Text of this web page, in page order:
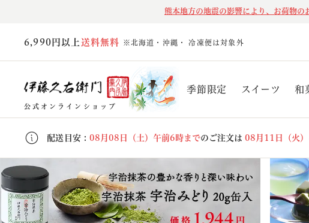
熊本地方の地震の影響により、お荷物の
6,990円以上 送料無料 ※北海道・沖縄・ 冷凍便は対象外
公式オンラインショップ
季節限定 スイーツ 和
配送目安 : 08月08日（土）午前6時までのご注文は 08月11日（火）
価格